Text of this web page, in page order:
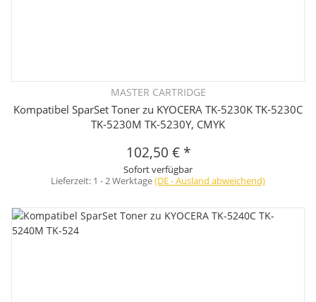
MASTER CARTRIDGE
Kompatibel SparSet Toner zu KYOCERA TK-5230K TK-5230C
TK-5230M TK-5230Y, CMYK
102,50 € *
Sofort verfügbar
Lieferzeit: 1 - 2 Werktage(DE - Ausland abweichend)